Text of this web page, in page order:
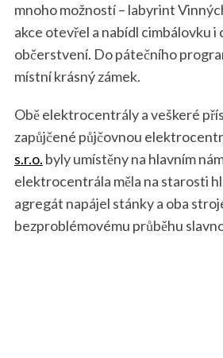
mnoho možností – labyrint
akce otevřel a nabídl cimbálovku i
občerstvení. Do pátečního
místní krásný zámek.
Obě elektrocentrály a veškeré
zapůjčené půjčovnou
s.r.o. byly umístěny na hlavním
elektrocentrála měla na starosti
agregát napájel stánky a oba
bezproblémovému průběhu